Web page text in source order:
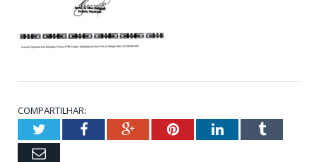
COMPARTILHAR:
TwitterFacebookGoogle+PinterestLinkedInTumblr
Email